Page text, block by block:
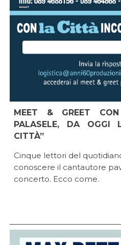
MEET & GREET
PALASELE, DA OGGI
CITTÀ”
Cinque lettori del
conoscere il cantautore
concerto. Ecco come.